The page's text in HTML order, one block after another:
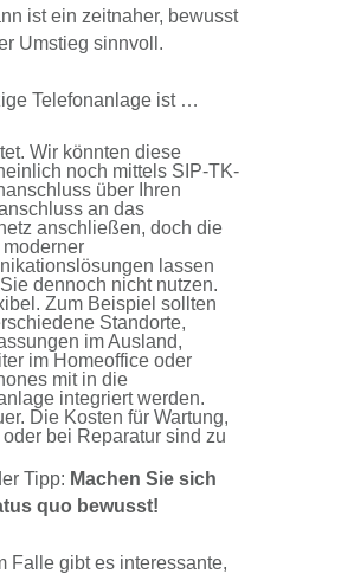
ist ein zeitnaher, bewusst
Umstieg sinnvoll.
Telefonanlage ist …
Wir könnten diese
noch mittels SIP-TK-
über Ihren
an das
anschließen, doch die
lassen
dennoch nicht nutzen.
Zum Beispiel sollten
Standorte,
im Ausland,
im Homeoffice oder
mit in die
integriert werden.
Die Kosten für Wartung,
bei Reparatur sind zu
Tipp: Machen Sie sich
quo bewusst!
Falle gibt es interessante,